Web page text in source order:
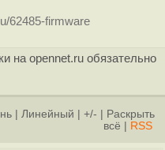
62485-firmware
на opennet.ru обязательно
Линейный +/-
Раскрыть
всё
RSS